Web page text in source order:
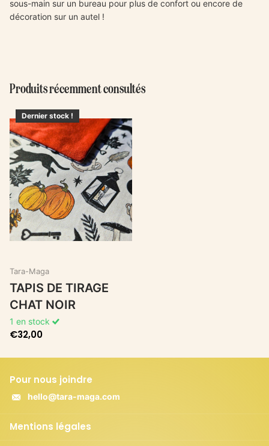
sous-main sur un bureau pour plus de confort ou encore de
décoration sur un autel !
Produits récemment consultés
Dernier stock !
Tara-Maga
TAPIS DE TIRAGE
CHAT NOIR
1 en stock
€32,00
Mentions légales
Pour nous joindre
hello@tara-maga.com